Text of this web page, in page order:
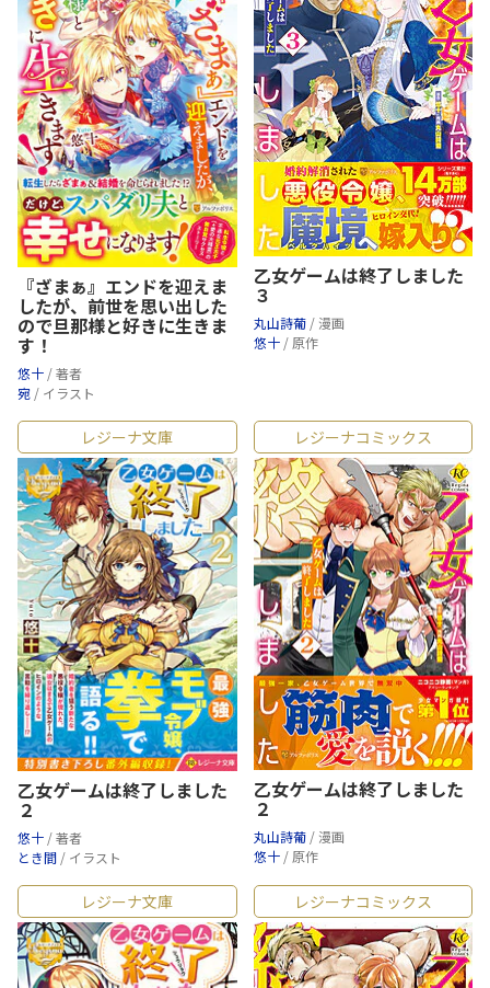
『ざまぁ』エンドを迎えま
したが、前世を思い出した
ので旦那様と好きに生きま
す！
悠十 / 著者
宛 / イラスト
乙女ゲームは終了しました
３
丸山詩葡 / 漫画
悠十 / 原作
レジーナ文庫
乙女ゲームは終了しました
２
悠十 / 著者
とき間 / イラスト
レジーナコミックス
乙女ゲームは終了しました
２
丸山詩葡 / 漫画
悠十 / 原作
レジーナ文庫 レジーナコミックス